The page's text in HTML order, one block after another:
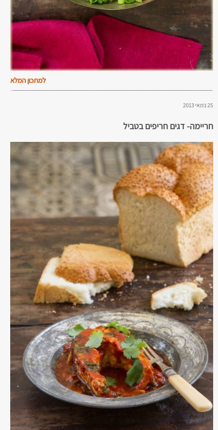
למתכון המלא
25 במאי 2013
חריימה- דגים חריפים בטביל